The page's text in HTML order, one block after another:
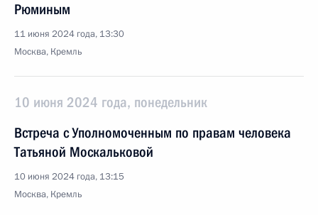
Рюминым
11 июня 2024 года, 13:30
Москва, Кремль
10 июня 2024 года, понедельник
Встреча с Уполномоченным по правам человека
Татьяной Москальковой
10 июня 2024 года, 13:15
Москва, Кремль